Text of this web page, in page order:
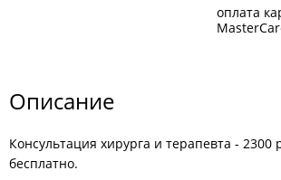
оплата
Описание
Консультация хирурга и терапевта - 2300
бесплатно.